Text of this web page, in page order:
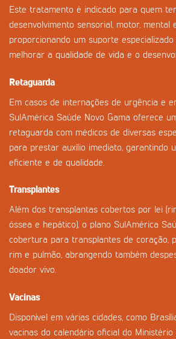
Este tratamento é indicado para quem
desenvolvimento sensorial, motor, mental
proporcionando um suporte
melhorar a qualidade de vida e o
Retaguarda
Em casos de internações de urgência e
SulAmérica Saúde Novo Gama oferece
retaguarda com médicos de diversas
para prestar auxílio imediato, garantindo
eficiente e de qualidade.
Transplantes
Além dos transplantas cobertos por lei
óssea e hepático), o plano SulAmérica
cobertura para transplantes de coração,
rim e pulmão, abrangendo também
doador vivo.
Vacinas
Disponível em várias cidades, como
vacinas do calendário oficial do Ministério